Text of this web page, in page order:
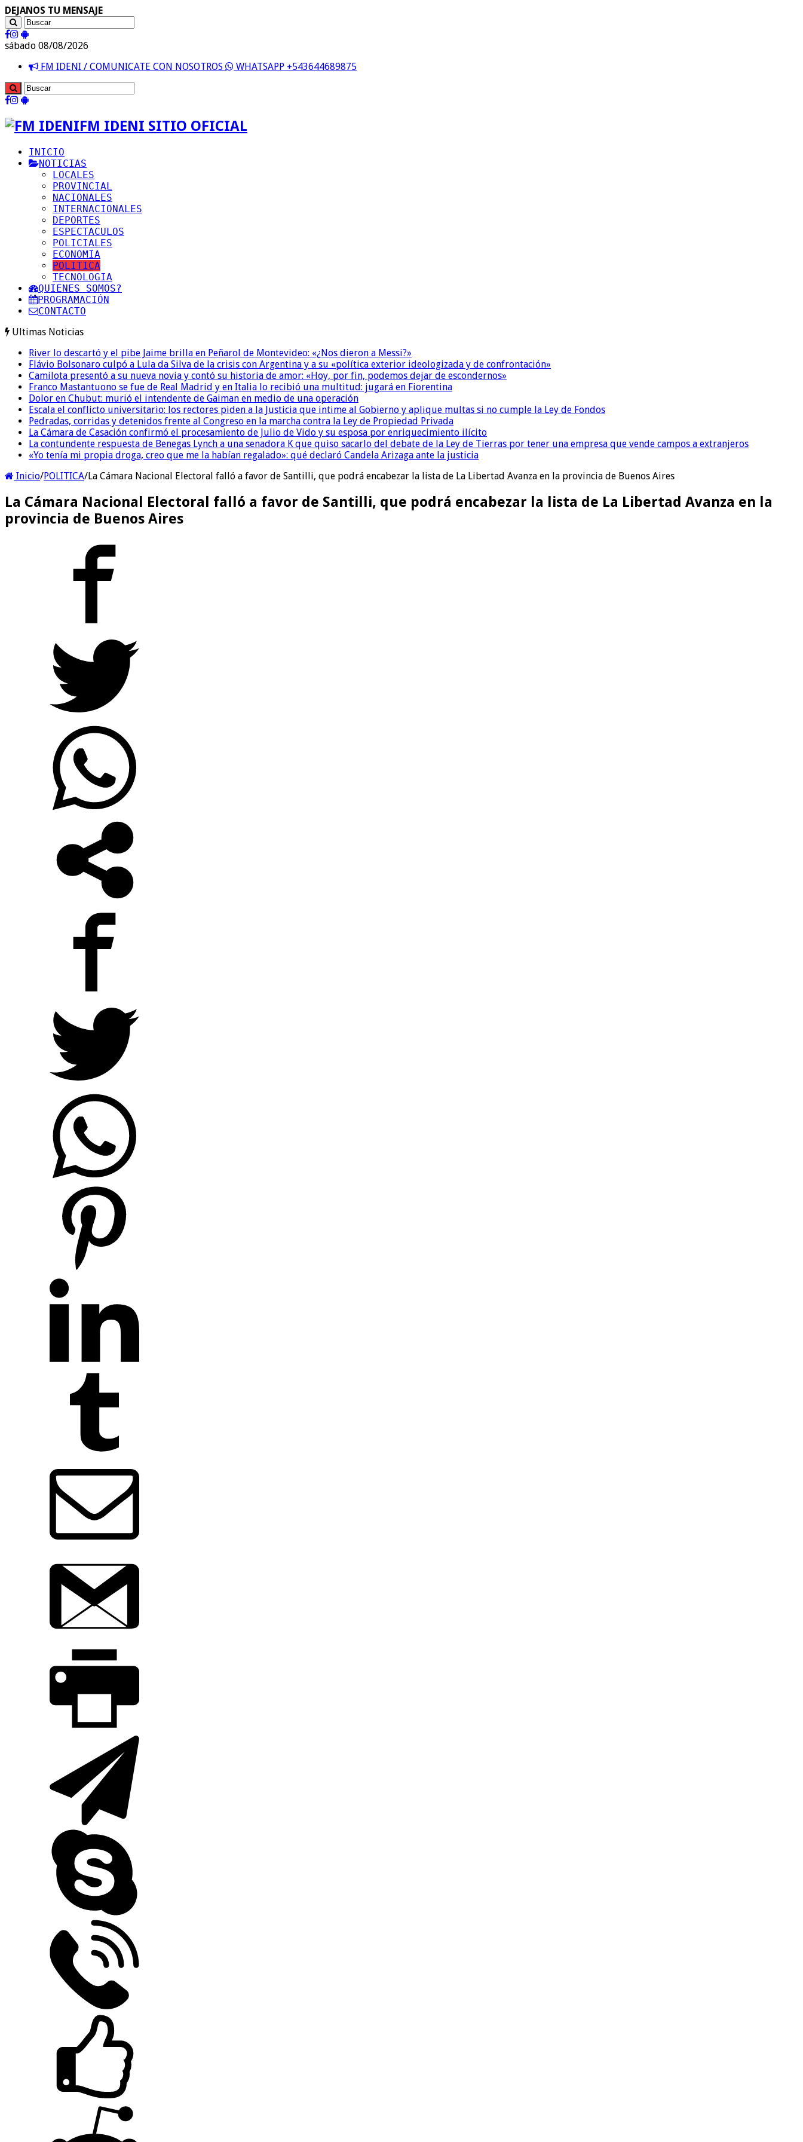
DEJANOS TU MENSAJE
sábado 08/08/2026
FM IDENI / COMUNICATE CON NOSOTROS
WHATSAPP +543644689875
FM IDENI SITIO OFICIAL
INICIO
NOTICIAS
LOCALES
PROVINCIAL
NACIONALES
INTERNACIONALES
DEPORTES
ESPECTACULOS
POLICIALES
ECONOMIA
POLITICA
TECNOLOGIA
QUIENES SOMOS?
PROGRAMACIÓN
CONTACTO
Ultimas Noticias
River lo descartó y el pibe Jaime brilla en Peñarol de Montevideo: «¿Nos dieron a Messi?»
Flávio Bolsonaro culpó a Lula da Silva de la crisis con Argentina y a su «política exterior ideologizada y de confrontación»
Camilota presentó a su nueva novia y contó su historia de amor: «Hoy, por fin, podemos dejar de escondernos»
Franco Mastantuono se fue de Real Madrid y en Italia lo recibió una multitud: jugará en Fiorentina
Dolor en Chubut: murió el intendente de Gaiman en medio de una operación
Escala el conflicto universitario: los rectores piden a la Justicia que intime al Gobierno y aplique multas si no cumple la Ley de Fondos
Pedradas, corridas y detenidos frente al Congreso en la marcha contra la Ley de Propiedad Privada
La Cámara de Casación confirmó el procesamiento de Julio de Vido y su esposa por enriquecimiento ilícito
La contundente respuesta de Benegas Lynch a una senadora K que quiso sacarlo del debate de la Ley de Tierras por tener una empresa que vende campos a extranjeros
«Yo tenía mi propia droga, creo que me la habían regalado»: qué declaró Candela Arizaga ante la justicia
Inicio/POLITICA/La Cámara Nacional Electoral falló a favor de Santilli, que podrá encabezar la lista de La Libertad Avanza en la provincia de Buenos Aires
La Cámara Nacional Electoral falló a favor de Santilli, que podrá encabezar la lista de La Libertad Avanza en la
provincia de Buenos Aires